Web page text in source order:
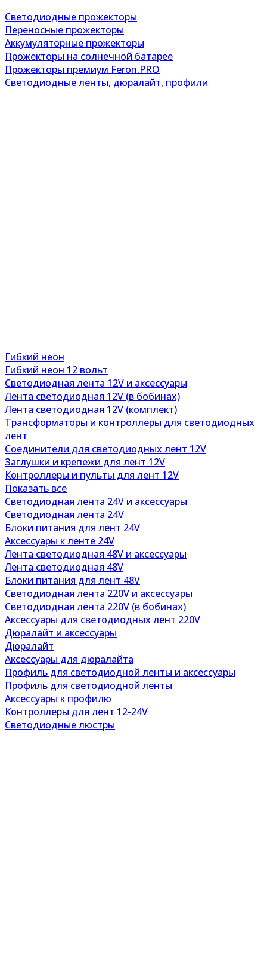
Светодиодные прожекторы
Переносные прожекторы
Аккумуляторные прожекторы
Прожекторы на солнечной батарее
Прожекторы премиум Feron.PRO
Светодиодные ленты, дюралайт, профили
Гибкий неон
Гибкий неон 12 вольт
Светодиодная лента 12V и аксессуары
Лента светодиодная 12V (в бобинах)
Лента светодиодная 12V (комплект)
Трансформаторы и контроллеры для светодиодных
лент
Соединители для светодиодных лент 12V
Заглушки и крепежи для лент 12V
Контроллеры и пульты для лент 12V
Показать все
Светодиодная лента 24V и аксессуары
Светодиодная лента 24V
Блоки питания для лент 24V
Аксессуары к ленте 24V
Лента светодиодная 48V и аксессуары
Лента светодиодная 48V
Блоки питания для лент 48V
Светодиодная лента 220V и аксессуары
Светодиодная лента 220V (в бобинах)
Аксессуары для светодиодных лент 220V
Дюралайт и аксессуары
Дюралайт
Аксессуары для дюралайта
Профиль для светодиодной ленты и аксессуары
Профиль для светодиодной ленты
Аксессуары к профилю
Контроллеры для лент 12-24V
Светодиодные люстры